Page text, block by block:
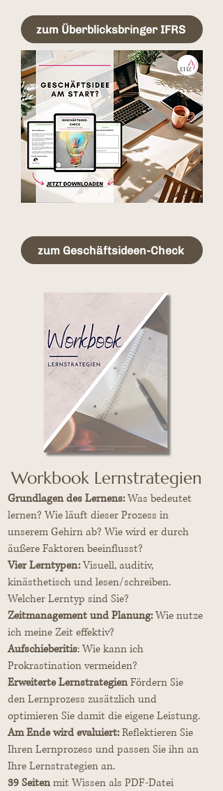
zum Überblicksbringer IFRS
zum Geschäftsideen-Check
Workbook Lernstrategien
Grundlagen des Lernens:Was bedeutet
lernen? Wie läuft dieser Prozess in
unserem Gehirn ab? Wie wird er durch
äußere Faktoren beeinflusst?
Vier Lerntypen:Visuell, auditiv,
kinästhetisch und lesen/schreiben.
Welcher Lerntyp sind Sie?
Zeitmanagement und Planung:Wie nutze
ich meine Zeit effektiv?
Aufschieberitis: Wie kann ich
Prokrastination vermeiden?
Erweiterte LernstrategienFördern Sie
den Lernprozess zusätzlich und
optimieren Sie damit die eigene Leistung.
Am Ende wird evaluiert:Reflektieren Sie
Ihren Lernprozess und passen Sie ihn an
Ihre Lernstrategien an.
39 Seitenmit Wissen als PDF-Datei